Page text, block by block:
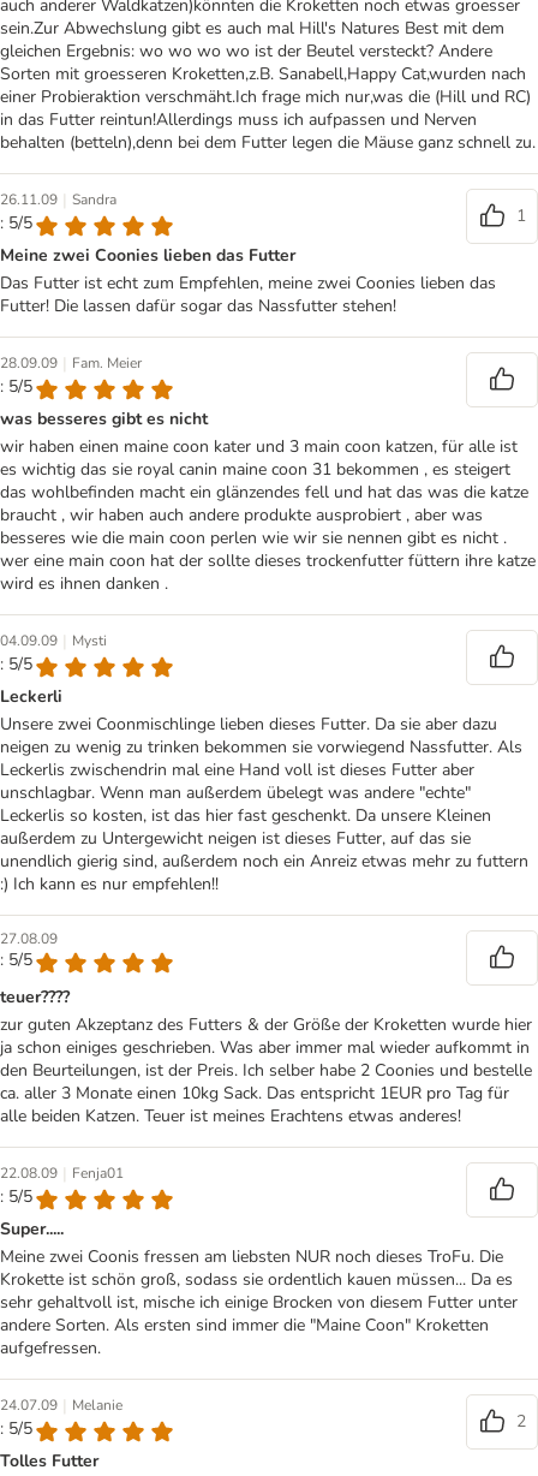
auch anderer Waldkatzen)könnten die Kroketten noch etwas groesser
sein.Zur Abwechslung gibt es auch mal Hill's Natures Best mit dem
gleichen Ergebnis: wo wo wo wo ist der Beutel versteckt? Andere
Sorten mit groesseren Kroketten,z.B. Sanabell,Happy Cat,wurden nach
einer Probieraktion verschmäht.Ich frage mich nur,was die (Hill und RC)
in das Futter reintun!Allerdings muss ich aufpassen und Nerven
behalten (betteln),denn bei dem Futter legen die Mäuse ganz schnell zu.
26.11.09 | Sandra
: 5/5
1
Meine zwei Coonies lieben das Futter
Das Futter ist echt zum Empfehlen, meine zwei Coonies lieben das
Futter! Die lassen dafür sogar das Nassfutter stehen!
28.09.09 | Fam. Meier
: 5/5
was besseres gibt es nicht
wir haben einen maine coon kater und 3 main coon katzen, für alle ist
es wichtig das sie royal canin maine coon 31 bekommen , es steigert
das wohlbefinden macht ein glänzendes fell und hat das was die katze
braucht , wir haben auch andere produkte ausprobiert , aber was
besseres wie die main coon perlen wie wir sie nennen gibt es nicht .
wer eine main coon hat der sollte dieses trockenfutter füttern ihre katze
wird es ihnen danken .
04.09.09 | Mysti
: 5/5
Leckerli
Unsere zwei Coonmischlinge lieben dieses Futter. Da sie aber dazu
neigen zu wenig zu trinken bekommen sie vorwiegend Nassfutter. Als
Leckerlis zwischendrin mal eine Hand voll ist dieses Futter aber
unschlagbar. Wenn man außerdem übelegt was andere "echte"
Leckerlis so kosten, ist das hier fast geschenkt. Da unsere Kleinen
außerdem zu Untergewicht neigen ist dieses Futter, auf das sie
unendlich gierig sind, außerdem noch ein Anreiz etwas mehr zu futtern
:) Ich kann es nur empfehlen!!
27.08.09
: 5/5
teuer????
zur guten Akzeptanz des Futters & der Größe der Kroketten wurde hier
ja schon einiges geschrieben. Was aber immer mal wieder aufkommt in
den Beurteilungen, ist der Preis. Ich selber habe 2 Coonies und bestelle
ca. aller 3 Monate einen 10kg Sack. Das entspricht 1EUR pro Tag für
alle beiden Katzen. Teuer ist meines Erachtens etwas anderes!
22.08.09 | Fenja01
: 5/5
Super.....
Meine zwei Coonis fressen am liebsten NUR noch dieses TroFu. Die
Krokette ist schön groß, sodass sie ordentlich kauen müssen... Da es
sehr gehaltvoll ist, mische ich einige Brocken von diesem Futter unter
andere Sorten. Als ersten sind immer die "Maine Coon" Kroketten
aufgefressen.
24.07.09 | Melanie
: 5/5
2
Tolles Futter